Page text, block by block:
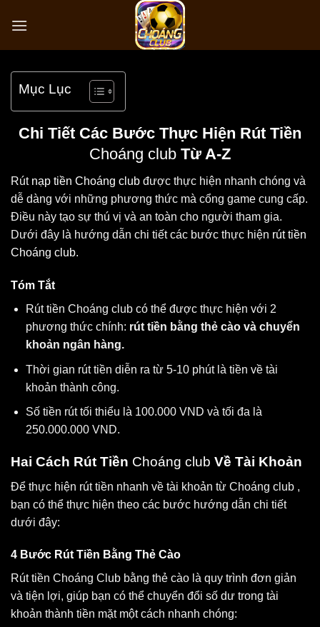
qua
Mục Lục
Chi Tiết Các Bước Thực Hiện Rút Tiền
Choáng club Từ A-Z
Rút nạp tiền Choáng club được thực hiện nhanh chóng và
dễ dàng với những phương thức mà cổng game cung cấp.
Điều này tạo sự thú vị và an toàn cho người tham gia.
Dưới đây là hướng dẫn chi tiết các bước thực hiện rút tiền
Choáng club.
Tóm Tắt
Rút tiền Choáng club có thể được thực hiện với 2
phương thức chính: rút tiền bằng thẻ cào và chuyển
khoản ngân hàng.
Thời gian rút tiền diễn ra từ 5-10 phút là tiền về tài
khoản thành công.
Số tiền rút tối thiểu là 100.000 VND và tối đa là
250.000.000 VND.
Hai Cách Rút Tiền Choáng club Về Tài Khoản
Để thực hiện rút tiền nhanh về tài khoản từ Choáng club ,
bạn có thể thực hiện theo các bước hướng dẫn chi tiết
dưới đây:
4 Bước Rút Tiền Bằng Thẻ Cào
Rút tiền Choáng Club bằng thẻ cào là quy trình đơn giản
và tiện lợi, giúp bạn có thể chuyển đổi số dư trong tài
khoản thành tiền mặt một cách nhanh chóng: